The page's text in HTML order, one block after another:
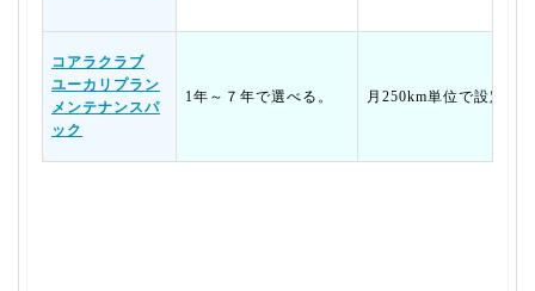
コアラクラブ
ユーカリプラン
メンテナンスパ
ック
1年～７年で選べる。 月250km単位で設定可能